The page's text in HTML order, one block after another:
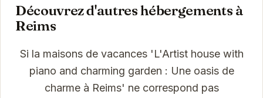
Découvrez d'autres hébergements à
Reims
Si la maisons de vacances 'L'Artist house with
piano and charming garden : Une oasis de
charme à Reims' ne correspond pas